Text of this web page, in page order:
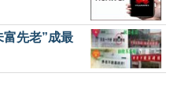
富先老”成最